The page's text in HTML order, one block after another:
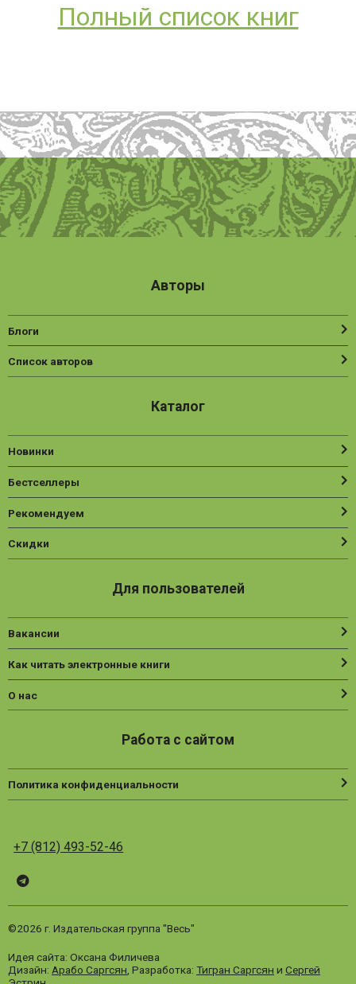
Полный список книг
Авторы
Блоги
Список авторов
Каталог
Новинки
Бестселлеры
Рекомендуем
Скидки
Для пользователей
Вакансии
Как читать электронные книги
О нас
Работа с сайтом
Политика конфиденциальности
+7 (812) 493-52-46
Telegram
©2026 г. Издательская группа "Весь"
Идея сайта: Оксана Филичева
Дизайн: Арабо Саргсян, Разработка: Тигран Саргсян и Сергей